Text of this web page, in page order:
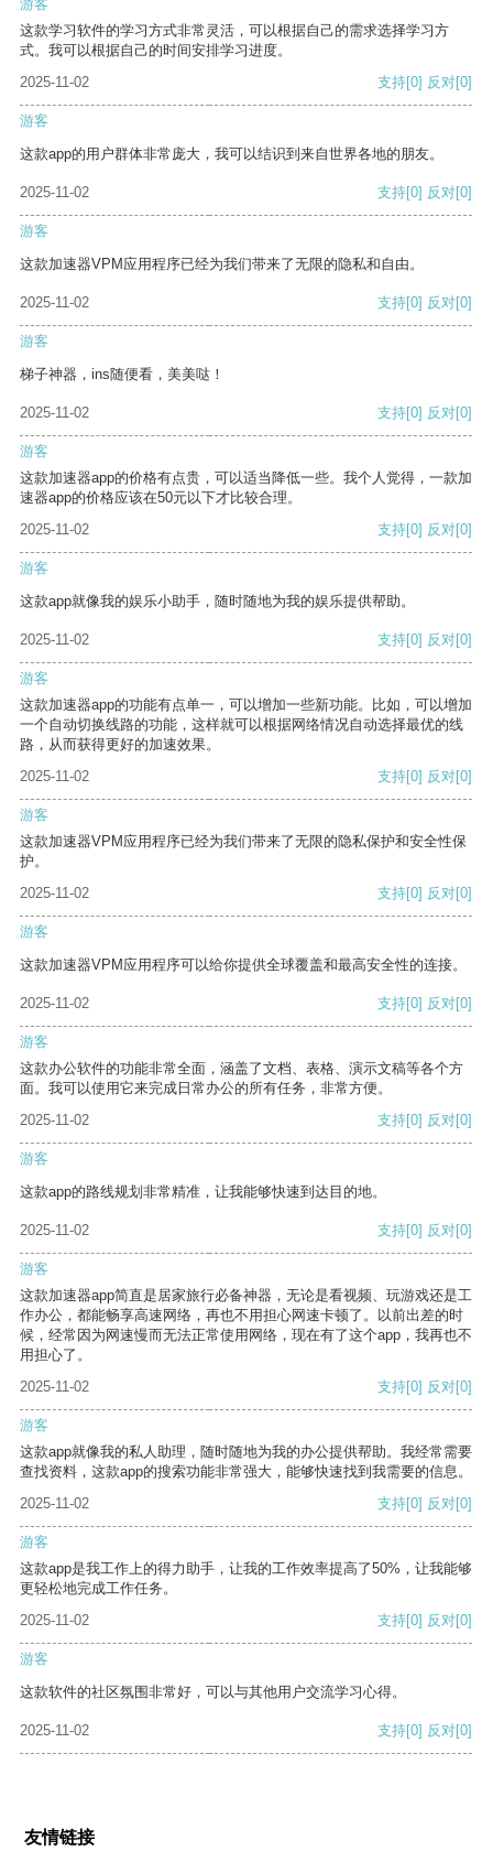
游客
这款学习软件的学习方式非常灵活，可以根据自己的需求选择学习方
式。我可以根据自己的时间安排学习进度。
2025-11-02
支持[0] 反对[0]
游客
这款app的用户群体非常庞大，我可以结识到来自世界各地的朋友。
2025-11-02 支持[0] 反对[0]
游客
这款加速器VPM应用程序已经为我们带来了无限的隐私和自由。
2025-11-02 支持[0] 反对[0]
游客
梯子神器，ins随便看，美美哒！
2025-11-02 支持[0] 反对[0]
游客
这款加速器app的价格有点贵，可以适当降低一些。我个人觉得，一款加
速器app的价格应该在50元以下才比较合理。
2025-11-02
支持[0] 反对[0]
游客
这款app就像我的娱乐小助手，随时随地为我的娱乐提供帮助。
2025-11-02 支持[0] 反对[0]
游客
这款加速器app的功能有点单一，可以增加一些新功能。比如，可以增加
一个自动切换线路的功能，这样就可以根据网络情况自动选择最优的线
路，从而获得更好的加速效果。
2025-11-02
支持[0] 反对[0]
游客
这款加速器VPM应用程序已经为我们带来了无限的隐私保护和安全性保
护。
2025-11-02
支持[0] 反对[0]
游客
这款加速器VPM应用程序可以给你提供全球覆盖和最高安全性的连接。
2025-11-02 支持[0] 反对[0]
游客
这款办公软件的功能非常全面，涵盖了文档、表格、演示文稿等各个方
面。我可以使用它来完成日常办公的所有任务，非常方便。
2025-11-02
支持[0] 反对[0]
游客
这款app的路线规划非常精准，让我能够快速到达目的地。
2025-11-02 支持[0] 反对[0]
游客
这款加速器app简直是居家旅行必备神器，无论是看视频、玩游戏还是工
作办公，都能畅享高速网络，再也不用担心网速卡顿了。以前出差的时
候，经常因为网速慢而无法正常使用网络，现在有了这个app，我再也不
用担心了。
2025-11-02
支持[0] 反对[0]
游客
这款app就像我的私人助理，随时随地为我的办公提供帮助。我经常需要
查找资料，这款app的搜索功能非常强大，能够快速找到我需要的信息。
2025-11-02
支持[0] 反对[0]
游客
这款app是我工作上的得力助手，让我的工作效率提高了50%，让我能够
更轻松地完成工作任务。
2025-11-02
支持[0] 反对[0]
游客
这款软件的社区氛围非常好，可以与其他用户交流学习心得。
2025-11-02 支持[0] 反对[0]
友情链接